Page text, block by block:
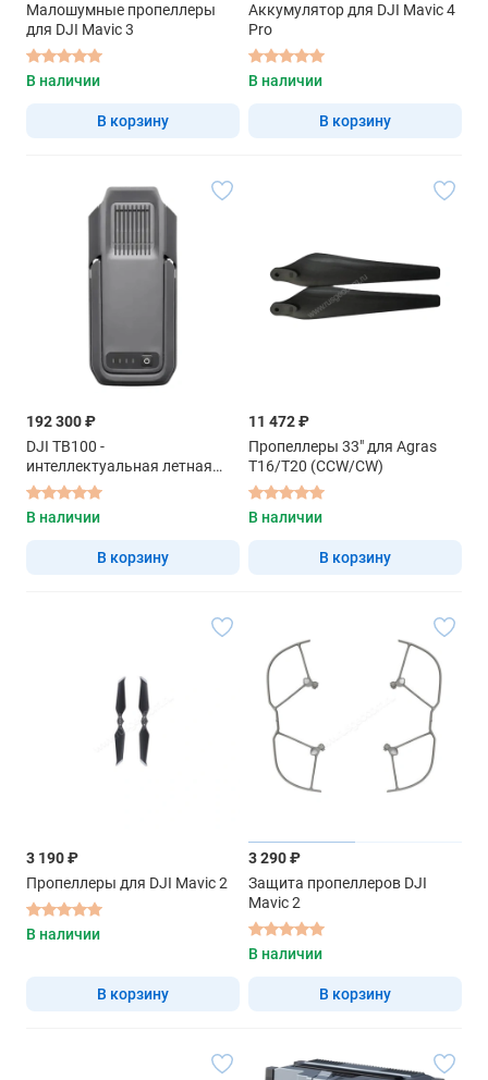
Малошумные пропеллеры
для DJI Mavic 3
В наличии
В корзину
Аккумулятор для DJI Mavic 4
Pro
В наличии
В корзину
192 300 ₽
DJI TB100 -
интеллектуальная летная
батарея
В наличии
В корзину
11 472 ₽
Пропеллеры 33" для Agras
T16/T20 (CCW/CW)
В наличии
В корзину
3 190 ₽
Пропеллеры для DJI Mavic 2
В наличии
В корзину
3 290 ₽
Защита пропеллеров DJI
Mavic 2
В наличии
В корзину